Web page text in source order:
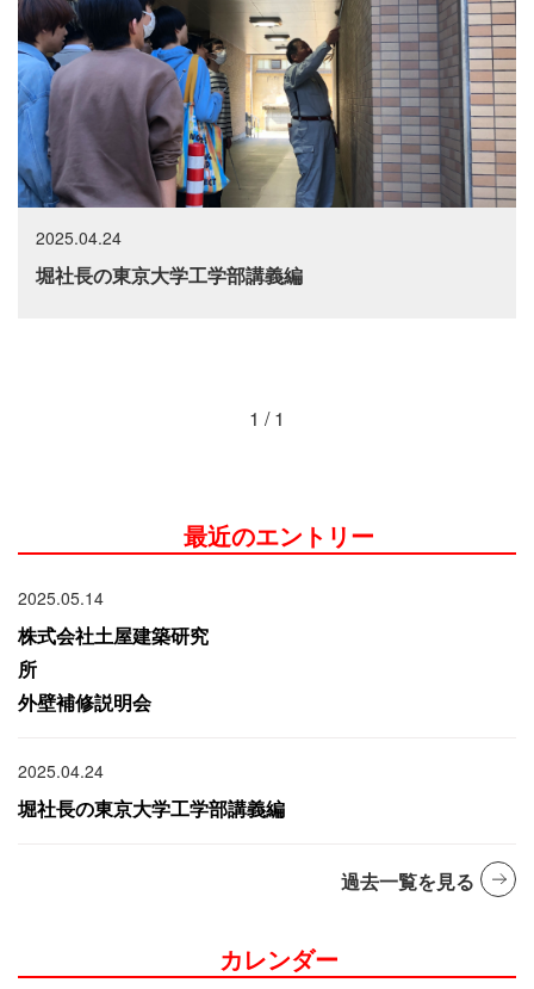
堀社長の東京大学工学部講義編
2025.04.24
1 / 1
最近のエントリー
2025.05.14
株式会社土屋建築研究
外壁補修説明会
2025.04.24
堀社長の東京大学工学部講義編
過去一覧を見る
カレンダー